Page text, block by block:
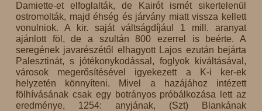
Damiette-et elfoglalták, de Kairót ismét sikertelenül
ostromolták, majd éhség és járvány miatt vissza kellett
vonulniok. A kir. saját váltságdíjául 1 mill. aranyat
ajánlott föl, de a szultán 800 ezerrel is beérte. A
seregének javarészétől elhagyott Lajos ezután bejárta
Palesztinát, s jótékonykodással, foglyok kiváltásával,
városok megerősítésével igyekezett a K-i ker-ek
helyzetén könnyíteni. Mivel a hazájához intézett
fölhívásának csak egy botrányos próbálkozása lett az
eredménye, 1254: anyjának, (Szt) Blankának